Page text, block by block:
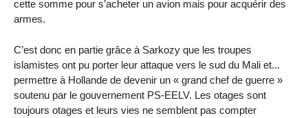
cette somme pour s’acheter un avion mais pour acquérir des
armes.
C’est donc en partie grâce à Sarkozy que les troupes
islamistes ont pu porter leur attaque vers le sud du Mali et...
permettre à Hollande de devenir un « grand chef de guerre »
soutenu par le gouvernement PS-EELV. Les otages sont
toujours otages et leurs vies ne semblent pas compter